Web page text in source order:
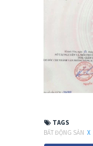
TAGS
BẤT ĐỘNG SẢN X